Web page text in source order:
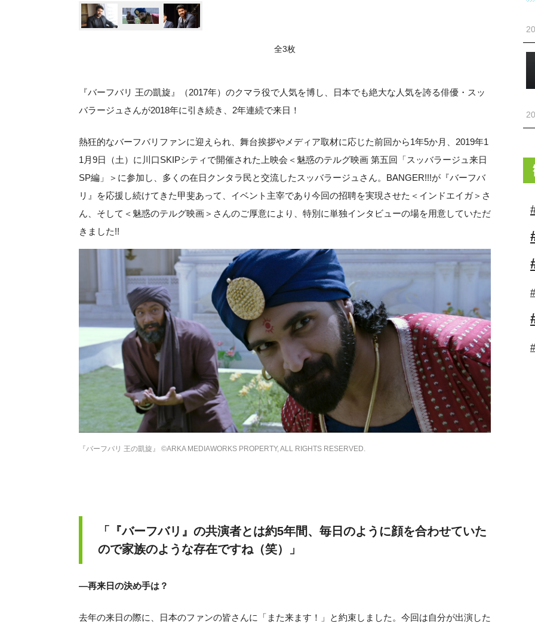
全3枚
『バーフバリ 王の凱旋』（2017年）のクマラ役で人気を博し、日本でも絶大な人気を誇る俳優・スッ
バラージュさんが2018年に引き続き、2年連続で来日！
熱狂的なバーフバリファンに迎えられ、舞台挨拶やメディア取材に応じた前回から1年5か月、2019年1
1月9日（土）に川口SKIPシティで開催された上映会＜魅惑のテルグ映画 第五回「スッバラージュ来日
SP編」＞に参加し、多くの在日クンタラ民と交流したスッバラージュさん。BANGER!!!が『バーフバ
リ』を応援し続けてきた甲斐あって、イベント主宰であり今回の招聘を実現させた＜インドエイガ＞さ
ん、そして＜魅惑のテルグ映画＞さんのご厚意により、特別に単独インタビューの場を用意していただ
きました!!
『バーフバリ 王の凱旋』 ©ARKA MEDIAWORKS PROPERTY, ALL RIGHTS RESERVED.
「『バーフバリ』の共演者とは約5年間、毎日のように顔を合わせていた
ので家族のような存在ですね（笑）」
―再来日の決め手は？
去年の来日の際に、日本のファンの皆さんに「また来ます！」と約束しました。今回は自分が出演した